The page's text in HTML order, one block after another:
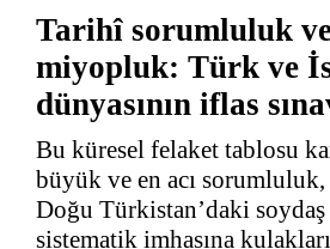
Tarihî sorumluluk
miyopluk: Türk ve
dünyasının iflas
Bu küresel felaket tablosu
büyük ve en acı
Doğu Türkistan’daki soydaş
sistematik imhasına